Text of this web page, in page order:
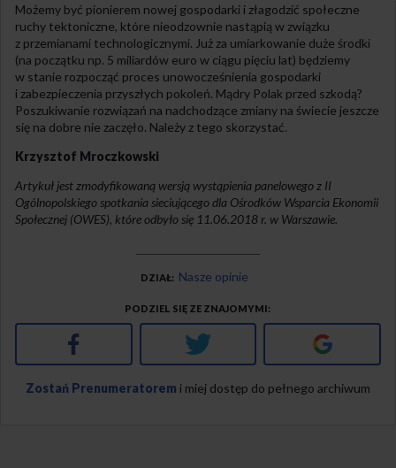
Możemy być pionierem nowej gospodarki i złagodzić społeczne
ruchy tektoniczne, które nieodzownie nastąpią w związku
z przemianami technologicznymi. Już za umiarkowanie duże środki
(na początku np. 5 miliardów euro w ciągu pięciu lat) będziemy
w stanie rozpocząć proces unowocześnienia gospodarki
i zabezpieczenia przyszłych pokoleń. Mądry Polak przed szkodą?
Poszukiwanie rozwiązań na nadchodzące zmiany na świecie jeszcze
się na dobre nie zaczęło. Należy z tego skorzystać.
Krzysztof Mroczkowski
Artykuł jest zmodyfikowaną wersją wystąpienia panelowego z II
Ogólnopolskiego spotkania sieciującego dla Ośrodków Wsparcia Ekonomii
Społecznej (OWES), które odbyło się 11.06.2018 r. w Warszawie.
DZIAŁ Nasze opinie
PODZIEL SIĘ ZE ZNAJOMYMI
Facebook Twitter Google+
Zostań Prenumeratorem i miej dostęp do pełnego archiwum